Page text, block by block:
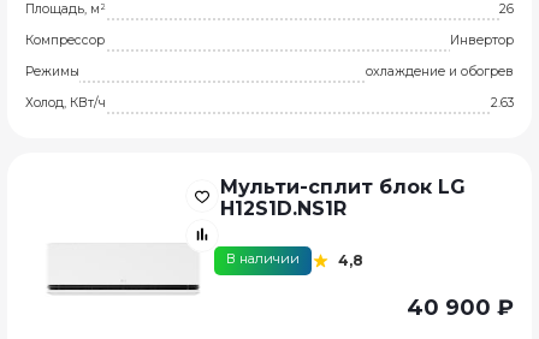
Площадь, м²
26
Компрессор
Инвертор
Режимы
охлаждение и обогрев
Холод, КВт/ч
2.63
Мульти-сплит блок LG
H12S1D.NS1R
В наличии 4,8
40 900 ₽